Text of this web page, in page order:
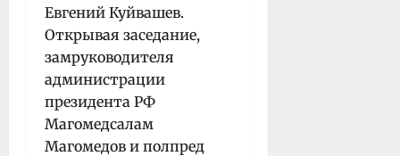
Евгений Куйвашев.
Открывая заседание,
замруководителя
администрации
президента РФ
Магомедсалам
Магомедов и полпред